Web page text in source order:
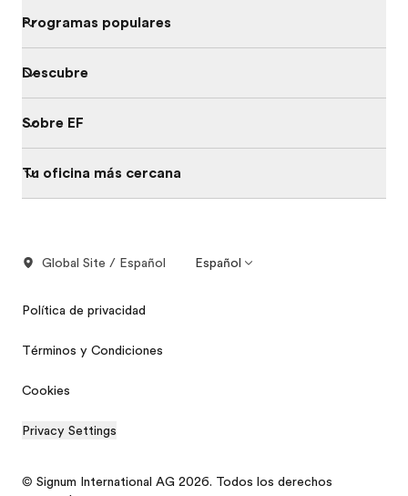
Programas populares
Descubre
Sobre EF
Tu oficina más cercana
Global Site / Español Español
Política de privacidad
Términos y Condiciones
Cookies
Privacy Settings
© Signum International AG 2026. Todos los derechos